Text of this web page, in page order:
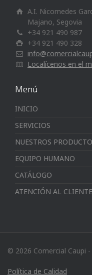
A.I. Nicomedes
Majano, Segovia
+34 921 490 987
+34 921 490 328
Localícenos en el
Menú
INICIO
SERVICIOS
NUESTROS
EQUIPO HUMANO
CATÁLOGO
ATENCIÓN AL CLIENTE
© 2026 Comercial Caupi
Política de Calidad